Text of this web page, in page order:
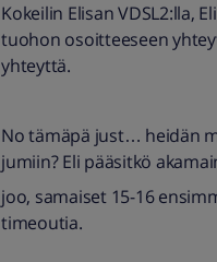
Kokeilin Elisan VDSL2:lla,
tuohon osoitteeseen
yhteyttä.
No tämäpä just… heidän
jumiin? Eli pääsitkö
joo, samaiset 15-16
timeoutia.